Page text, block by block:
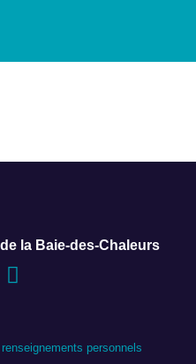
la Baie-des-Chaleurs
personnels